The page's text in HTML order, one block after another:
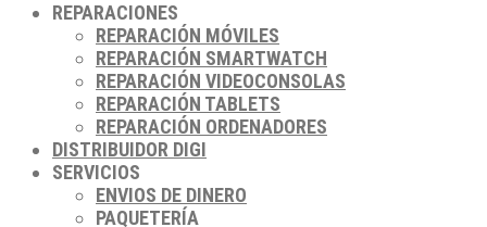
REPARACIONES
REPARACIÓN MÓVILES
REPARACIÓN SMARTWATCH
REPARACIÓN VIDEOCONSOLAS
REPARACIÓN TABLETS
REPARACIÓN ORDENADORES
DISTRIBUIDOR DIGI
SERVICIOS
ENVIOS DE DINERO
PAQUETERÍA